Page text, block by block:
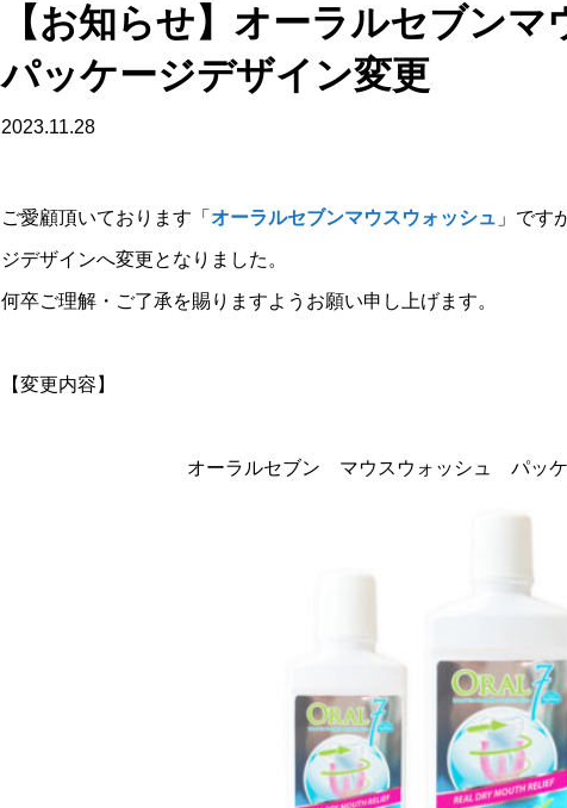
【お知らせ】オーラルセブン
パッケージデザイン変更
2023.11.28
ご愛顧頂いております「 オーラルセブンマウスウォッシュ 」です
ジデザインへ変更となりました。
何卒ご理解・ご了承を賜りますようお願い申し上げます。
【変更内容】
オーラルセブン マウスウォッシュ パッケ